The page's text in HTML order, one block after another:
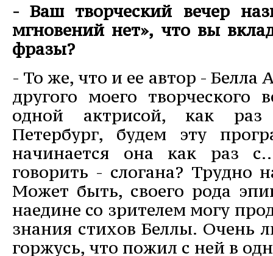
- Ваш творческий вечер
мгновений нет», что вы
фразы?
- То же, что и ее автор - Белла
другого моего творческого
одной актрисой, как
Петербург, будем эту
начинается она как раз
говорить - слогана? Трудно
Может быть, своего рода
наедине со зрителем могу
знания стихов Беллы. Очень
горжусь, что пожил с ней в